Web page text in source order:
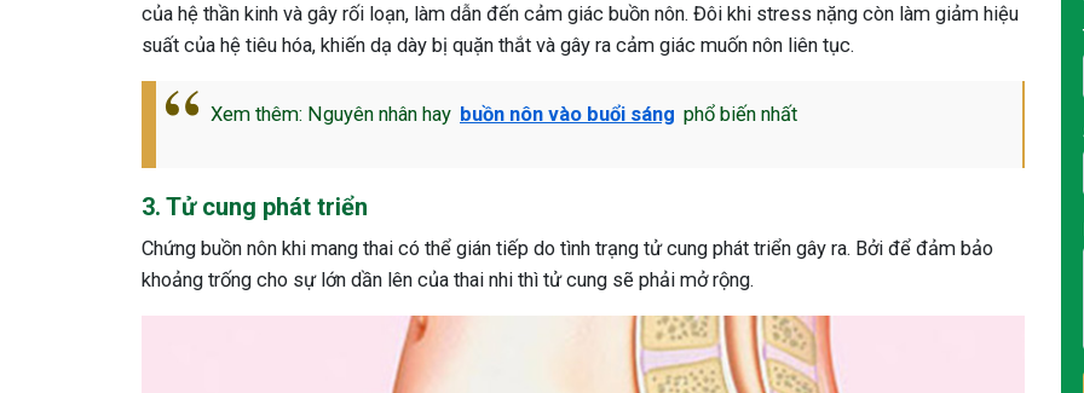
của hệ thần kinh và gây rối loạn, làm dẫn đến cảm giác buồn nôn. Đôi khi stress nặng còn làm giảm hiệu
suất của hệ tiêu hóa, khiến dạ dày bị quặn thắt và gây ra cảm giác muốn nôn liên tục.
Xem thêm: Nguyên nhân hay buồn nôn vào buổi sáng phổ biến nhất
3. Tử cung phát triển
Chứng buồn nôn khi mang thai có thể gián tiếp do tình trạng tử cung phát triển gây ra. Bởi để đảm bảo
khoảng trống cho sự lớn dần lên của thai nhi thì tử cung sẽ phải mở rộng.